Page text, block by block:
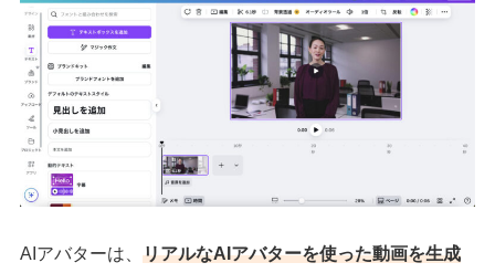
AIアバターは、リアルなAIアバターを使った動画を生成